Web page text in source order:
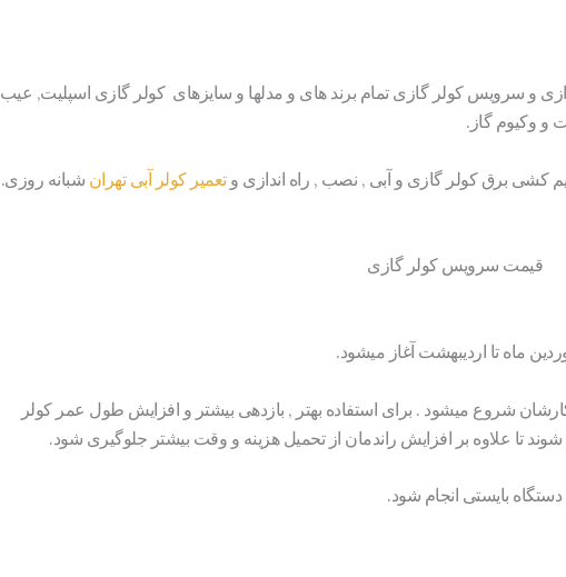
و سرویس کولر گازی تمام برند های و مدلها و سایزهای کولر گازی اسپلیت, عیب
و وکیوم گاز.
کشی برق کولر گازی و آبی , نصب , راه اندازی وتعمیر کولر آبی تهران شبانه روزی.
ماه تا اردیبهشت آغاز میشود.
شروع میشود . برای استفاده بهتر , بازدهی بیشتر و افزایش طول عمر کولر
تا علاوه بر افزایش راندمان از تحمیل هزینه و وقت بیشتر جلوگیری شود.
بایستی انجام شود.